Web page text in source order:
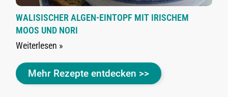
WALISISCHER ALGEN-EINTOPF MIT IRISCHEM
MOOS UND NORI
Weiterlesen »
Mehr Rezepte entdecken >>